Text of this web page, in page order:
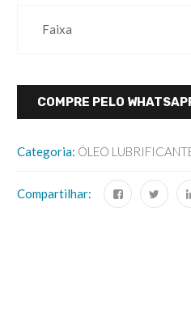
Faixa
COMPRE PELO
Categoria: ÓLEO
Compartilhar: